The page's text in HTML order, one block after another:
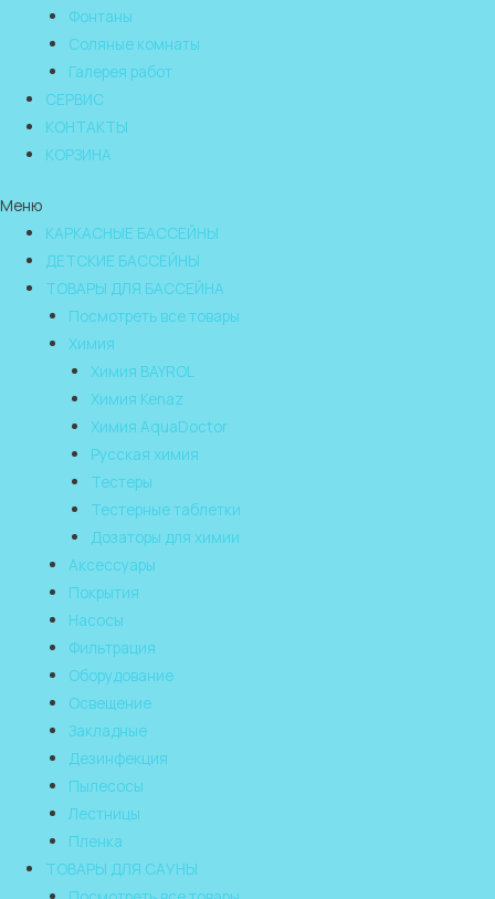
Фонтаны
Соляные комнаты
Галерея работ
СЕРВИС
КОНТАКТЫ
КОРЗИНА
Меню
КАРКАСНЫЕ БАССЕЙНЫ
ДЕТСКИЕ БАССЕЙНЫ
ТОВАРЫ ДЛЯ БАССЕЙНА
Посмотреть все товары
Химия
Химия BAYROL
Химия Kenaz
Химия AquaDoctor
Русская химия
Тестеры
Тестерные таблетки
Дозаторы для химии
Аксессуары
Покрытия
Насосы
Фильтрация
Оборудование
Освещение
Закладные
Дезинфекция
Пылесосы
Лестницы
Пленка
ТОВАРЫ ДЛЯ САУНЫ